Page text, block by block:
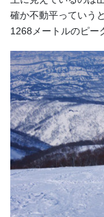
確か不動平っていう
1268メートルのピー